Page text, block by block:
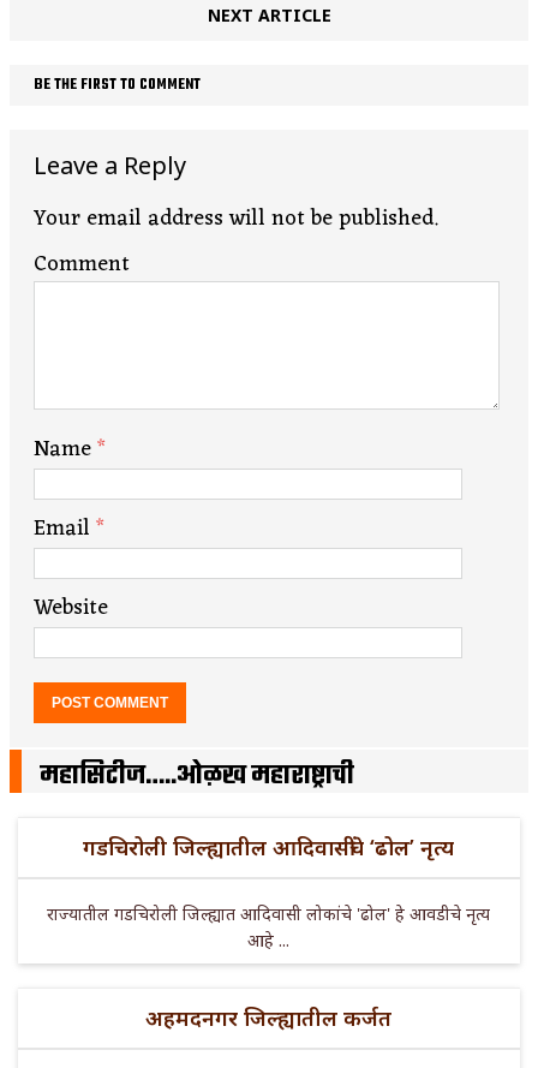
NEXT ARTICLE
BE THE FIRST TO COMMENT
Leave a Reply
Your email address will not be published.
Comment
Name*
Email*
Website
महासिटीज…..ओळख महाराष्ट्राची
गडचिरोली जिल्ह्यातील आदिवासींचे ‘ढोल’ नृत्य
राज्यातील गडचिरोली जिल्ह्यात आदिवासी लोकांचे 'ढोल' हे आवडीचे नृत्य
आहे ...
अहमदनगर जिल्ह्यातील कर्जत